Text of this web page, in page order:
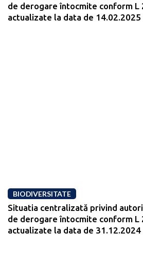
de derogare întocmite conform L
actualizate la data de 14.02.2025
BIODIVERSITATE
Situatia centralizată privind
de derogare întocmite conform L
actualizate la data de 31.12.2024